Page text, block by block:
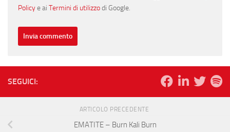
Policye ai Termini di utilizzodi Google.
SEGUICI:
ARTICOLO PRECEDENTE
EMATITE – Burn Kali Burn